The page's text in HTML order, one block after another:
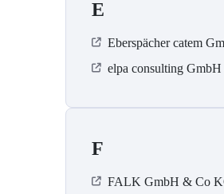
E
Eberspächer catem
elpa consulting
F
FALK GmbH & Co